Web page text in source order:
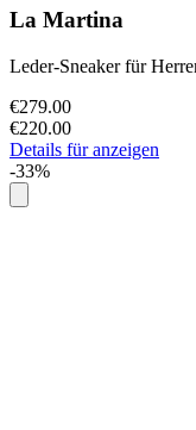
La Martina
Leder-Sneaker für
€279.00
€220.00
Details für anzeigen
-33%